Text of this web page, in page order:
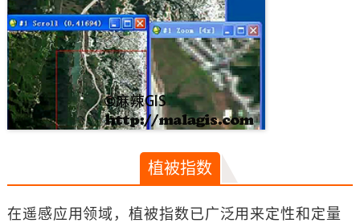
植被指数
在遥感应用领域，植被指数已广泛用来定性和定量